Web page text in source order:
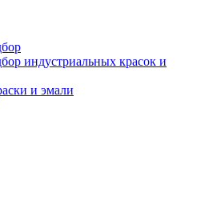
индустриальных красок и
и эмали